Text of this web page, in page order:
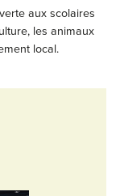
aux scolaires
les animaux
local.